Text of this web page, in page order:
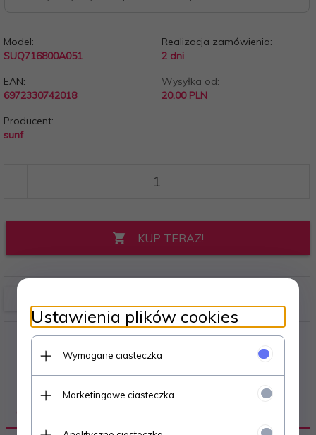
Model:
SUQ716800A051
Realizacja zamówienia:
2 dni
EAN:
6972330742018
Wysyłka od:
20.00 PLN
Producent:
sunf
KUP TERAZ!
OPIS PRODUKTU
Ustawienia plików cookies
Wymagane ciasteczka
Marketingowe ciasteczka